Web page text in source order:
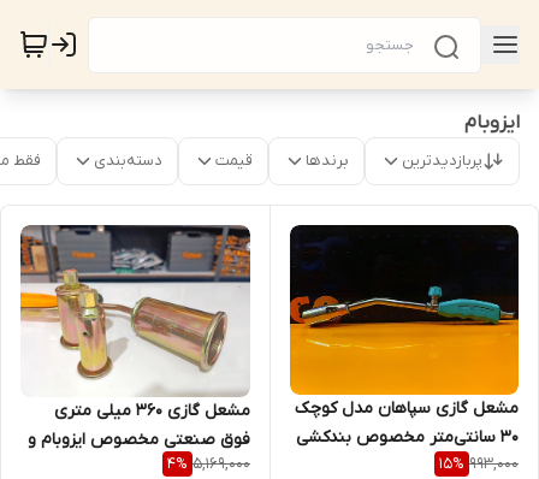
ایزوبام
پربازدیدترین برندها قیمت دسته‌بندی فقط
مشعل گازی سپاهان مدل کوچک
30 سانتی‌متر مخصوص بندکشی
ایزوبام (قسطی)
993,000
15%
مشعل گازی 360 میلی متری
فوق صنعتی مخصوص ایزوبام و
5,169,000
4%